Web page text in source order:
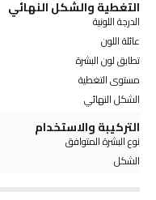
التغطية والشكل النهائي
الدرجة اللونية
عائلة اللون
تطابق لون البشرة
مستوى التغطية
الشكل النهائي
التركيبة والاستخدام
نوع البشرة المتوافق
الشكل